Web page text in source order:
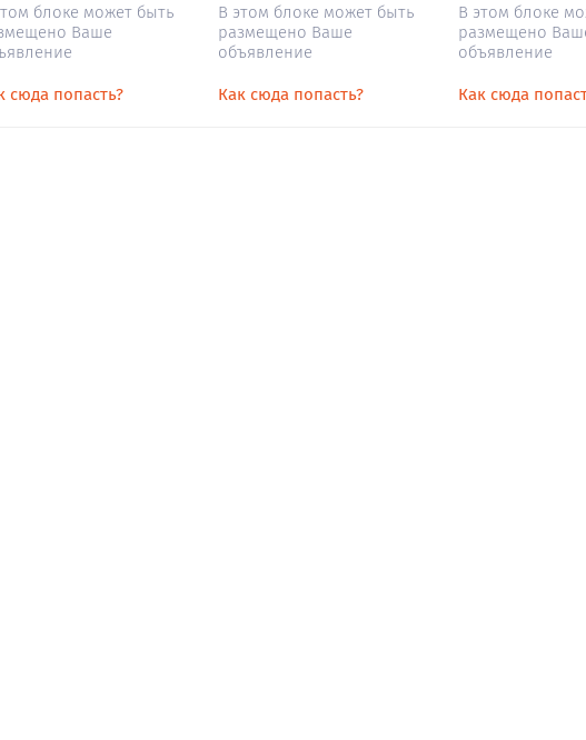
блоке может быть
Ваше
сюда попасть?
В этом блоке может быть
размещено Ваше
объявление
Как сюда попасть?
В этом блоке
размещено
объявление
Как сюда